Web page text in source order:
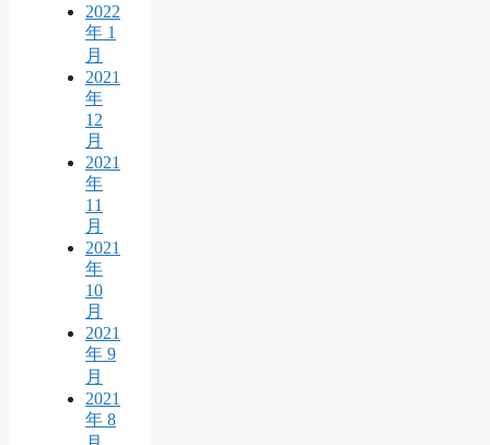
2022
年 1
月
2021
年
12
月
2021
年
11
月
2021
年
10
月
2021
年 9
月
2021
年 8